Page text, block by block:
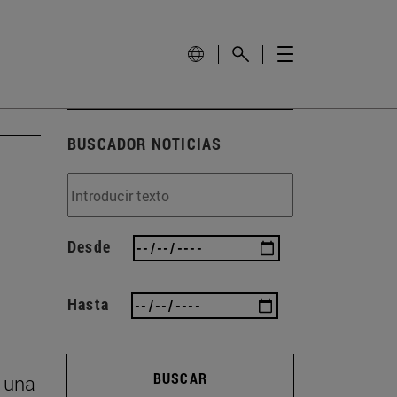
BUSCADOR NOTICIAS
Desde
Hasta
BUSCAR